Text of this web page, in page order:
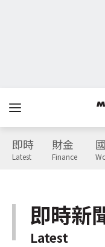
即時
Latest
財金
Finance
即時新
Latest